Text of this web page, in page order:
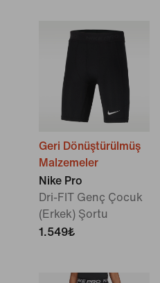
Geri Dönüştürülmüş
Malzemeler
Nike Pro
Dri-FIT Genç Çocuk
(Erkek) Şortu
1.549₺